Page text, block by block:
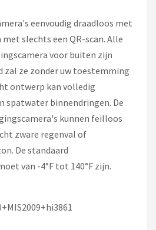
eenvoudig draadloos met
slechts een QR-scan. Alle
voor buiten zijn
zal ze zonder uw toestemming
ontwerp kan volledig
spatwater binnendringen. De
kunnen feilloos
zware regenval of
De standaard
van -4°F tot 140°F zijn.